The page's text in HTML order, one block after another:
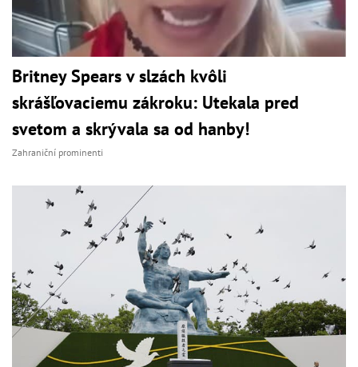
Britney Spears v slzách kvôli
skrášľovaciemu zákroku: Utekala pred
svetom a skrývala sa od hanby!
Zahraniční prominenti